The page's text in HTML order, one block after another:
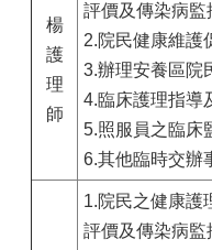
楊
護
理
師
評價及傳染病監
2.院民健康維護
3.辦理安養區院
4.臨床護理指導
5.照服員之臨床
6.其他臨時交辦
1.院民之健康護
評價及傳染病監